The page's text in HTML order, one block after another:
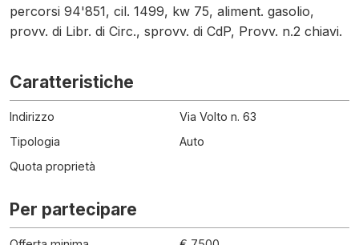
percorsi 94'851, cil. 1499, kw 75, aliment. gasolio,
provv. di Libr. di Circ., sprovv. di CdP, Provv. n.2 chiavi.
Caratteristiche
Indirizzo
Via Volto n. 63
Tipologia
Auto
Quota proprietà
Per partecipare